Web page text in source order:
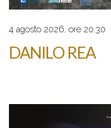
4 agosto 2026, ore 20.30
DANILO REA